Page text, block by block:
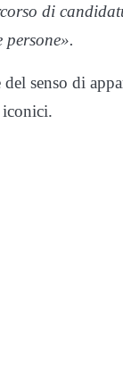
di
senso di